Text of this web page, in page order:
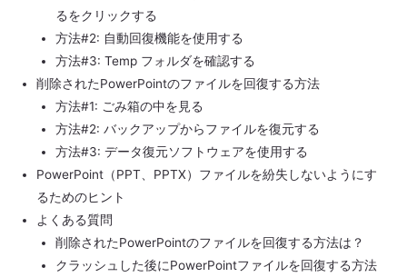
るをクリックする
方法#2: 自動回復機能を使用する
方法#3: Temp フォルダを確認する
削除されたPowerPointのファイルを回復する方法
方法#1: ごみ箱の中を見る
方法#2: バックアップからファイルを復元する
方法#3: データ復元ソフトウェアを使用する
PowerPoint（PPT、PPTX）ファイルを紛失しないようにす
るためのヒント
よくある質問
削除されたPowerPointのファイルを回復する方法は？
クラッシュした後にPowerPointファイルを回復する方法